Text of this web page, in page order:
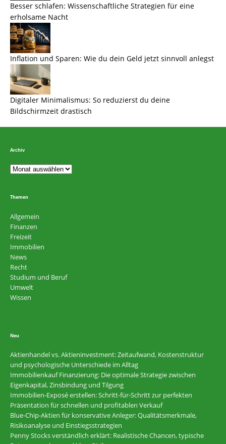
Besser schlafen: Wissenschaftliche Strategien für eine
erholsame Nacht
Inflation und Sparen: Wie du dein Geld jetzt sinnvoll anlegst
Digitaler Minimalismus: So reduzierst du deine
Bildschirmzeit drastisch
Archiv
Themen
Allgemein
Finanzen
Freizeit
Immobilien
News
Recht
Studium und Beruf
Umwelt
Wissen
Neu
Aktienhandel vs. Aktieninvestment: Zeitaufwand, Kostenstruktur
und psychologische Unterschiede im Alltag
Immobilienkauf Finanzierung: Die optimale Strategie zwischen
Eigenkapital, Zinsbindung und Tilgung
Immobilien-Exposé erstellen: Schritt-für-Schritt zur perfekten
Präsentation für schnellen und profitablen Verkauf
Blue-Chip-Aktien für konservative Anleger: Qualitätsmerkmale,
Risikoanalyse und Einstiegsstrategien
Penny Stocks verständlich erklärt: Realistische Chancen, typische